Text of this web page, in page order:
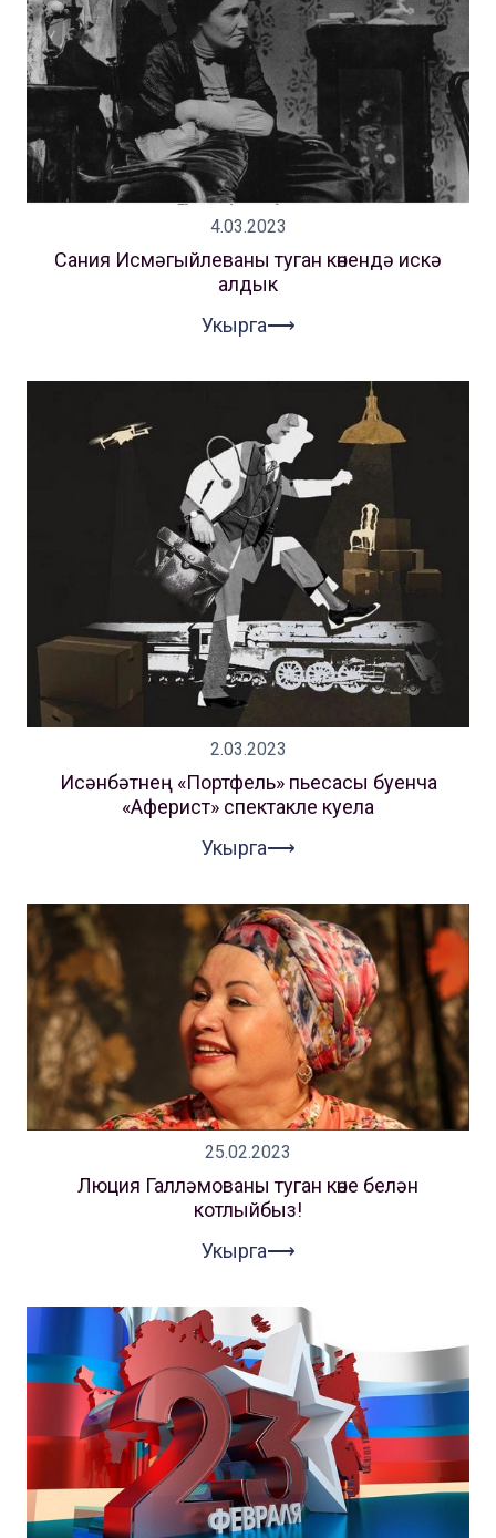
4.03.2023
Сания Исмәгыйлеваны туган көнендә искә
алдык
Укырга⟶
2.03.2023
Исәнбәтнең «Портфель» пьесасы буенча
«Аферист» спектакле куела
Укырга⟶
25.02.2023
Люция Галләмованы туган көне белән
котлыйбыз!
Укырга⟶